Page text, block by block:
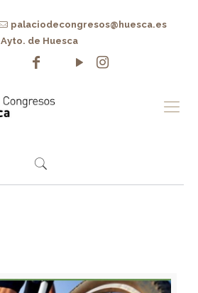
palaciodecongresos@huesca.es
Ayto. de Huesca